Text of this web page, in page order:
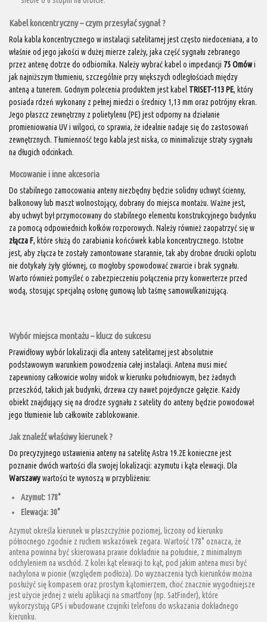
Kabel koncentryczny – czym przesyłać sygnał ?
Rola kabla koncentrycznego w instalacji satelitarnej jest często niedoceniana, a to
właśnie od jego jakości w dużej mierze zależy, jaka część sygnału zebranego
przez antenę dotrze do odbiornika. Należy wybrać kabel o impedancji 75 Omówi
jak najniższym tłumieniu, szczególnie przy większych odległościach między
anteną a tunerem. Godnym polecenia produktem jest kabel TRISET-113 PE, który
posiada rdzeń wykonany z pełnej miedzi o średnicy 1,13 mm oraz potrójny ekran.
Jego płaszcz zewnętrzny z polietylenu (PE) jest odporny na działanie
promieniowania UV i wilgoci, co sprawia, że idealnie nadaje się do zastosowań
zewnętrznych. Tłumienność tego kabla jest niska, co minimalizuje straty sygnału
na długich odcinkach.
Mocowanie i inne akcesoria
Do stabilnego zamocowania anteny niezbędny będzie solidny uchwyt ścienny,
balkonowy lub maszt wolnostojący, dobrany do miejsca montażu. Ważne jest,
aby uchwyt był przymocowany do stabilnego elementu konstrukcyjnego budynku
za pomocą odpowiednich kołków rozporowych. Należy również zaopatrzyć się w
złącza F, które służą do zarabiania końcówek kabla koncentrycznego. Istotne
jest, aby złącza te zostały zamontowane starannie, tak aby drobne druciki oplotu
nie dotykały żyły głównej, co mogłoby spowodować zwarcie i brak sygnału.
Warto również pomyśleć o zabezpieczeniu połączenia przy konwerterze przed
wodą, stosując specjalną osłonę gumową lub taśmę samowulkanizującą.
Wybór miejsca montażu – klucz do sukcesu
Prawidłowy wybór lokalizacji dla anteny satelitarnej jest absolutnie
podstawowym warunkiem powodzenia całej instalacji. Antena musi mieć
zapewniony całkowicie wolny widok w kierunku południowym, bez żadnych
przeszkód, takich jak budynki, drzewa czy nawet pojedyncze gałęzie. Każdy
obiekt znajdujący się na drodze sygnału z satelity do anteny będzie powodował
jego tłumienie lub całkowite zablokowanie.
Jak znaleźć właściwy kierunek ?
Do precyzyjnego ustawienia anteny na satelitę Astra 19.2E konieczne jest
poznanie dwóch wartości dla swojej lokalizacji: azymutu i kąta elewacji. Dla
Warszawywartości te wynoszą w przybliżeniu:
Azymut: 178°
Elewacja: 30°
Azymut określa kierunek w płaszczyźnie poziomej, liczony od kierunku
północnego zgodnie z ruchem wskazówek zegara. Wartość 178° oznacza, że
antena powinna być skierowana prawie dokładnie na południe, z minimalnym
odchyleniem na wschód. Z kolei kąt elewacji to kąt, pod jakim antena musi być
nachylona w pionie (względem podłoża). Do wyznaczenia tych kierunków można
posłużyć się kompasem oraz prostym kątomierzem, choć znacznie wygodniejsze
jest użycie jednej z wielu aplikacji na smartfony (np. SatFinder), które
wykorzystują GPS i wbudowane czujniki telefonu do wskazania dokładnego
kierunku.